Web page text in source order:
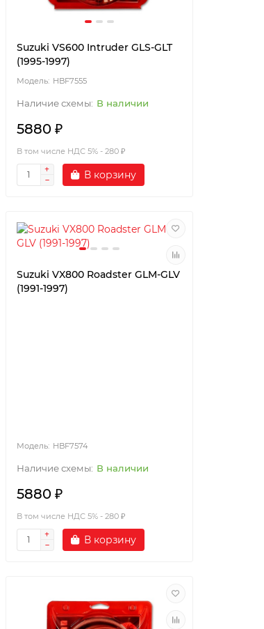
Suzuki VS600 Intruder GLS-GLT
(1995-1997)
HBF7555
В наличии
5880 ₽
В том числе НДС 5% - 280 ₽
В корзину
Suzuki VX800 Roadster GLM-GLV
(1991-1997)
HBF7574
В наличии
5880 ₽
В том числе НДС 5% - 280 ₽
В корзину